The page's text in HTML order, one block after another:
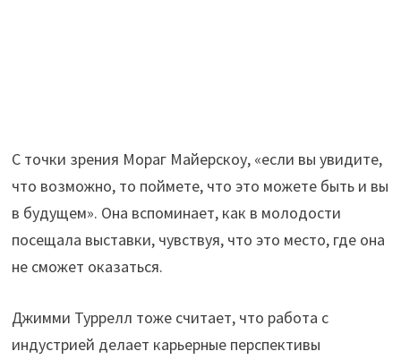
С точки зрения Мораг Майерскоу, «если вы увидите,
что возможно, то поймете, что это можете быть и вы
в будущем». Она вспоминает, как в молодости
посещала выставки, чувствуя, что это место, где она
не сможет оказаться.
Джимми Туррелл тоже считает, что работа с
индустрией делает карьерные перспективы